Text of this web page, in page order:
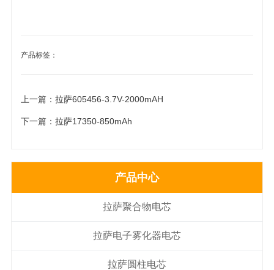
产品标签：
上一篇： 拉萨605456-3.7V-2000mAH
下一篇： 拉萨17350-850mAh
产品中心
拉萨聚合物电芯
拉萨电子雾化器电芯
拉萨圆柱电芯